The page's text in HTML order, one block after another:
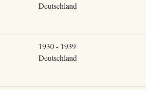
Deutschland
1930 - 1939
Deutschland